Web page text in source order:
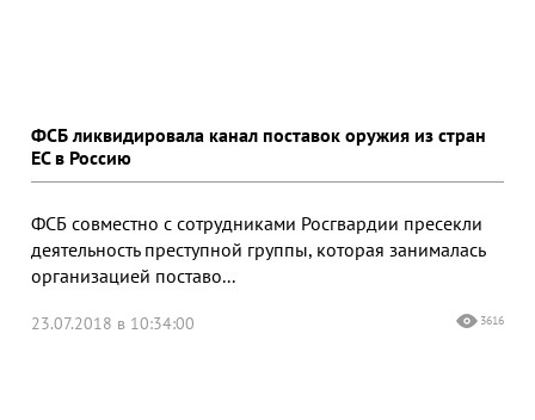
ФСБ ликвидировала канал поставок оружия из стран
ЕС в Россию
ФСБ совместно с сотрудниками Росгвардии пресекли
деятельность преступной группы, которая занималась
организацией поставо...
23.07.2018 в 10:34:00 3616